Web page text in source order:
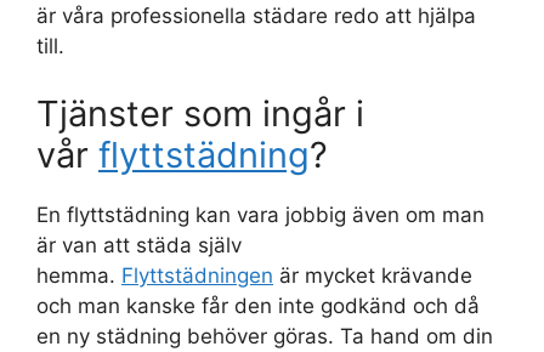
är våra professionella städare redo att hjälpa
till.
Tjänster som ingår i
vår flyttstädning?
En flyttstädning kan vara jobbig även om man
är van att städa själv
hemma. Flyttstädningen är mycket krävande
och man kanske får den inte godkänd och då
en ny städning behöver göras. Ta hand om din